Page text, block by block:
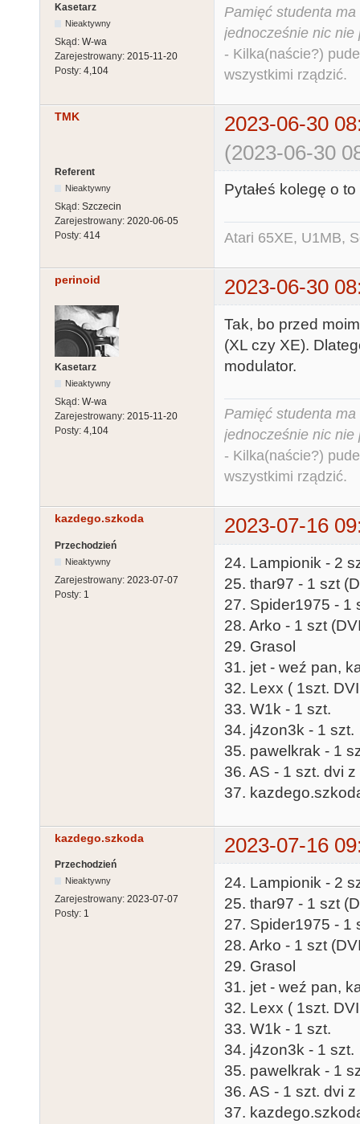
Kasetarz
Nieaktywny
Skąd: W-wa
Zarejestrowany: 2015-11-20
Posty: 4,104
Pamięć studenta
jednocześnie nic nie
- Kilka(naście?)
wszystkimi rządzić.
TMK
2023-06-30
(2023-06-30
Referent
Nieaktywny
Skąd: Szczecin
Zarejestrowany: 2020-06-05
Posty: 414
Pytałeś kolegę o
Atari 65XE, U1MB,
perinoid 2023-06-30
Kasetarz
Nieaktywny
Skąd: W-wa
Zarejestrowany: 2015-11-20
Posty: 4,104
Tak, bo przed
(XL czy XE).
modulator.
Pamięć studenta
jednocześnie nic nie
- Kilka(naście?)
wszystkimi rządzić.
kazdego.szkoda 2023-07-16
Przechodzień
Nieaktywny
Zarejestrowany: 2023-07-07
Posty: 1
24. Lampionik - 2
25. thar97 - 1 szt
27. Spider1975 - 1
28. Arko - 1 szt
29. Grasol
31. jet - weź pan,
32. Lexx ( 1szt.
33. W1k - 1 szt.
34. j4zon3k - 1 szt.
35. pawelkrak - 1
36. AS - 1 szt. dvi
37.
kazdego.szkoda 2023-07-16
Przechodzień
Nieaktywny
Zarejestrowany: 2023-07-07
Posty: 1
24. Lampionik - 2
25. thar97 - 1 szt
27. Spider1975 - 1
28. Arko - 1 szt
29. Grasol
31. jet - weź pan,
32. Lexx ( 1szt.
33. W1k - 1 szt.
34. j4zon3k - 1 szt.
35. pawelkrak - 1
36. AS - 1 szt. dvi
37.